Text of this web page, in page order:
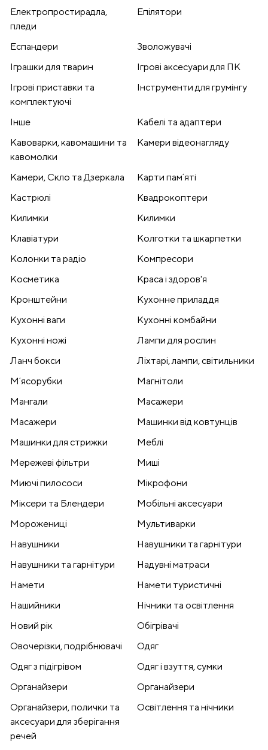
Електропростирадла,
пледи
Епілятори
Еспандери
Зволожувачі
Іграшки для тварин
Ігрові аксесуари для ПК
Ігрові приставки та
комплектуючі
Інструменти для грумінгу
Інше
Кабелі та адаптери
Кавоварки, кавомашини та
кавомолки
Камери відеонагляду
Камери, Скло та Дзеркала
Карти памʼяті
Кастрюлі
Квадрокоптери
Килимки
Килимки
Клавіатури
Колготки та шкарпетки
Колонки та радіо
Компресори
Косметика
Краса і здоров'я
Кронштейни
Кухонне приладдя
Кухонні ваги
Кухонні комбайни
Кухонні ножі
Лампи для рослин
Ланч бокси
Ліхтарі, лампи, світильники
Мʼясорубки
Магнітоли
Мангали
Масажери
Масажери
Машинки від ковтунців
Машинки для стрижки
Меблі
Мережеві фільтри
Миші
Миючі пилососи
Мікрофони
Міксери та Блендери
Мобільні аксесуари
Морожениці
Мультиварки
Навушники
Навушники та гарнітури
Навушники та гарнітури
Надувні матраси
Намети
Намети туристичні
Нашийники
Нічники та освітлення
Новий рік
Обігрівачі
Овочерізки, подрібнювачі
Одяг
Одяг з підігрівом
Одяг і взуття, сумки
Органайзери
Органайзери
Органайзери, полички та
аксесуари для зберігання
речей
Освітлення та нічники